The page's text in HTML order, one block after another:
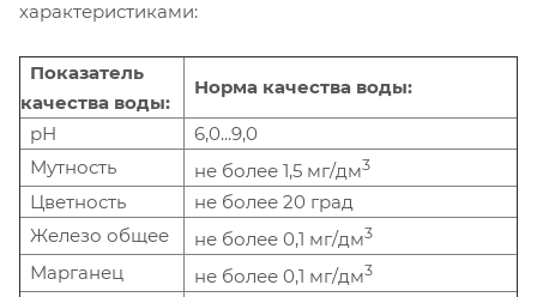
характеристиками:
Показатель
качества воды:
Норма качества воды:
рН
6,0...9,0
Мутность
не более 1,5 мг/дм3
Цветность
не более 20 град
Железо общее
не более 0,1 мг/дм3
Марганец не более 0,1 мг/дм3